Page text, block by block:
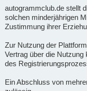
autogrammclub.de stellt
solchen minderjährigen
Zustimmung ihrer
Zur Nutzung der
Vertrag über die
des
Ein Abschluss von